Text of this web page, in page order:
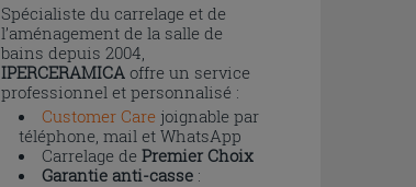
Spécialiste du carrelage et de
l’aménagement de la salle de
bains depuis 2004,
IPERCERAMICAoffre un service
professionnel et personnalisé :
Customer Carejoignable par
téléphone, mail et WhatsApp
Carrelage de Premier Choix
Garantie anti-casse: